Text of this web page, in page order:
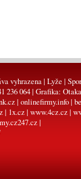
vyhrazena | Lyže |
236 064 | Grafika:
| onlinefirmy.info|
| 1x.cz| www.4cz.cz|
|